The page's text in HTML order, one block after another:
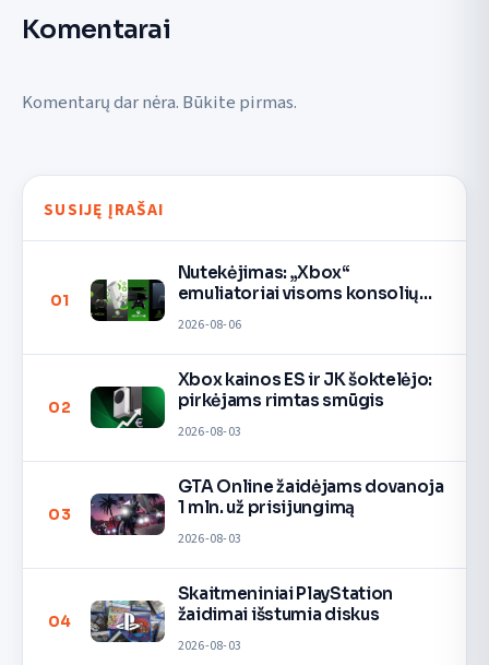
Komentarai
Komentarų dar nėra. Būkite pirmas.
SUSIJĘ ĮRAŠAI
01
Nutekėjimas: „Xbox“
emuliatoriai visoms konsolių
2026-08-06
02
Xbox kainos ES ir JK šoktelėjo:
pirkėjams rimtas smūgis
2026-08-03
03
GTA Online žaidėjams dovanoja
1 mln. už prisijungimą
2026-08-03
04
Skaitmeniniai PlayStation
žaidimai išstumia diskus
2026-08-03